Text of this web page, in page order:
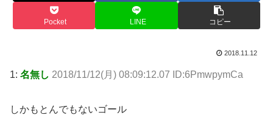
Pocket LINE コピー
2018.11.12
1: 名無し 2018/11/12(月) 08:09:12.07 ID:6PmwpymCa
しかもとんでもないゴール